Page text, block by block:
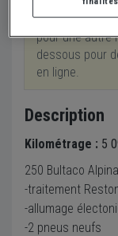
Cette
pour une autre
dessous pour
en ligne.
Description
Kilométrage : 5
250 Bultaco Alpina
-traitement
-allumage
-2 pneus neufs